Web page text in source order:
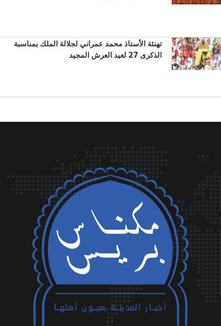
تهنئة الأستاذ محمد عمراني لجلالة الملك بمناسبة
الذكرى 27 لعيد العرش المجيد